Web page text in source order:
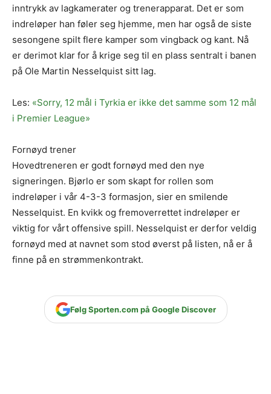
inntrykk av lagkamerater og trenerapparat. Det er som
indreløper han føler seg hjemme, men har også de siste
sesongene spilt flere kamper som vingback og kant. Nå
er derimot klar for å krige seg til en plass sentralt i banen
på Ole Martin Nesselquist sitt lag.
Les: «Sorry, 12 mål i Tyrkia er ikke det samme som 12 mål
i Premier League»
Fornøyd trener
Hovedtreneren er godt fornøyd med den nye
signeringen. Bjørlo er som skapt for rollen som
indreløper i vår 4-3-3 formasjon, sier en smilende
Nesselquist. En kvikk og fremoverrettet indreløper er
viktig for vårt offensive spill. Nesselquist er derfor veldig
fornøyd med at navnet som stod øverst på listen, nå er å
finne på en strømmenkontrakt.
Følg Sporten.com på Google Discover